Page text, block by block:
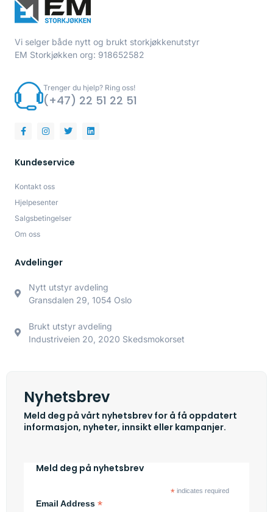
Vi selger både nytt og brukt storkjøkkenutstyr
EM Storkjøkken org: 918652582
Trenger du hjelp? Ring oss!
(+47) 22 51 22 51
Kundeservice
Kontakt oss
Hjelpesenter
Salgsbetingelser
Om oss
Avdelinger
Nytt utstyr avdeling
Gransdalen 29, 1054 Oslo
Brukt utstyr avdeling
Industriveien 20, 2020 Skedsmokorset
Nyhetsbrev
Meld deg på vårt nyhetsbrev for å få oppdatert
informasjon, nyheter, innsikt eller kampanjer.
Meld deg på nyhetsbrev
*indicates required
Email Address *